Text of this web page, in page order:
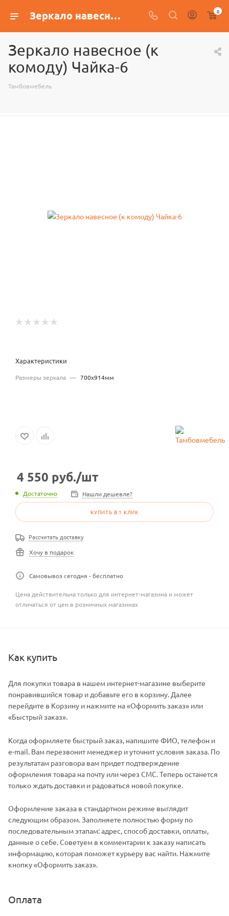
Зеркало навесное (к комоду) Чайка-6 0
Зеркало навесное (к
комоду) Чайка-6
Тамбовмебель
Характеристики
Размеры зеркала — 700x914мм
4 550 руб./шт
Достаточно Нашли дешевле?
КУПИТЬ В 1 КЛИК
Рассчитать доставку
Хочу в подарок
Самовывоз сегодня - бесплатно
Цена действительна только для интернет-магазина и может
отличаться от цен в розничных магазинах
Как купить
Для покупки товара в нашем интернет-магазине выберите
понравившийся товар и добавьте его в корзину. Далее
перейдите в Корзину и нажмите на «Оформить заказ» или
«Быстрый заказ».
Когда оформляете быстрый заказ, напишите ФИО, телефон и
e-mail. Вам перезвонит менеджер и уточнит условия заказа. По
результатам разговора вам придет подтверждение
оформления товара на почту или через СМС. Теперь останется
только ждать доставки и радоваться новой покупке.
Оформление заказа в стандартном режиме выглядит
следующим образом. Заполняете полностью форму по
последовательным этапам: адрес, способ доставки, оплаты,
данные о себе. Советуем в комментарии к заказу написать
информацию, которая поможет курьеру вас найти. Нажмите
кнопку «Оформить заказ».
Оплата